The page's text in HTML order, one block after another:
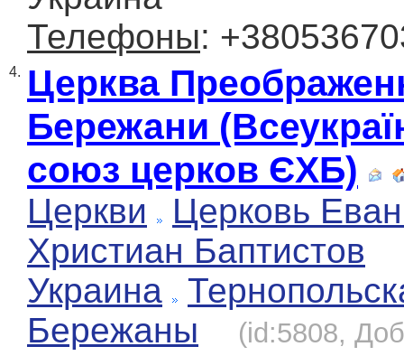
Телефоны:
4. Церква
Бережани
союз церков ЄХБ)
Церкви
Церковь
Христиан Баптистов
Украина
Бережаны
(id:5808,